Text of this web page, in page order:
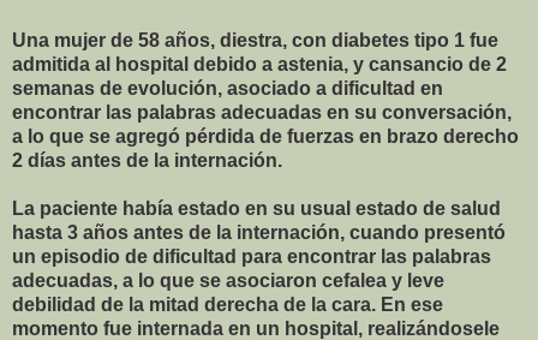
Una mujer de 58 años, diestra, con diabetes tipo 1 fue
admitida al hospital debido a astenia, y cansancio de 2
semanas de evolución, asociado a dificultad en
encontrar las palabras adecuadas en su conversación,
a lo que se agregó pérdida de fuerzas en brazo derecho
2 días antes de la internación.
La paciente había estado en su usual estado de salud
hasta 3 años antes de la internación, cuando presentó
un episodio de dificultad para encontrar las palabras
adecuadas, a lo que se asociaron cefalea y leve
debilidad de la mitad derecha de la cara. En ese
momento fue internada en un hospital, realizándosele